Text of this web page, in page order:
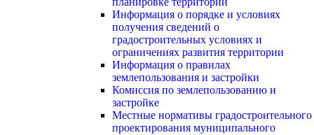
Информация о порядке и условиях
получения сведений о
градостроительных условиях и
ограничениях развития территории
Информация о правилах
землепользования и застройки
Комиссия по землепользованию и
застройке
Местные нормативы градостроительного
проектирования муниципального